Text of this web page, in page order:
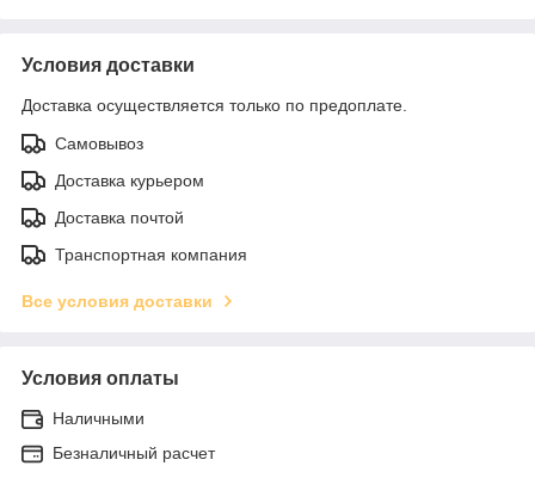
Условия доставки
Доставка осуществляется только по предоплате.
Самовывоз
Доставка курьером
Доставка почтой
Транспортная компания
Все условия доставки
Условия оплаты
Наличными
Безналичный расчет